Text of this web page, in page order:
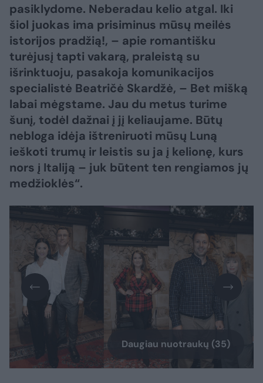
pasiklydome. Neberadau kelio atgal. Iki
šiol juokas ima prisiminus mūsų meilės
istorijos pradžią!, – apie romantišku
turėjusį tapti vakarą, praleistą su
išrinktuoju, pasakoja komunikacijos
specialistė Beatričė Skardžė, – Bet mišką
labai mėgstame. Jau du metus turime
šunį, todėl dažnai į jį keliaujame. Būtų
nebloga idėja ištreniruoti mūsų Luną
ieškoti trumų ir leistis su ja į kelionę, kurs
nors į Italiją – juk būtent ten rengiamos jų
medžioklės“.
Daugiau nuotraukų (35)